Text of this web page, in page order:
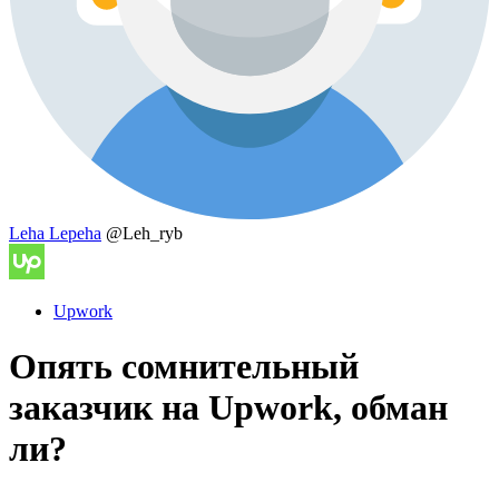
Leha Lepeha @Leh_ryb
Upwork
Опять сомнительный
заказчик на Upwork, обман
ли?